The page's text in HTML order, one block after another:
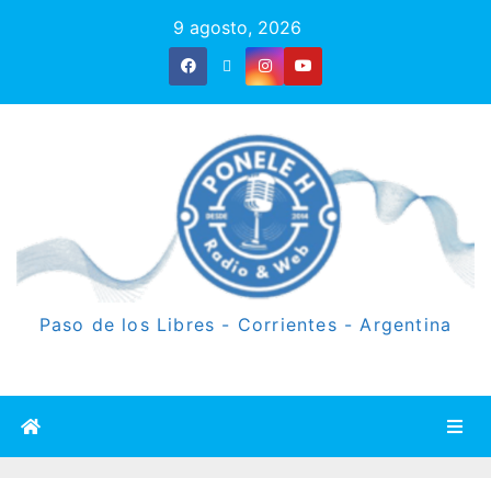
9 agosto, 2026
Paso de los Libres - Corrientes - Argentina